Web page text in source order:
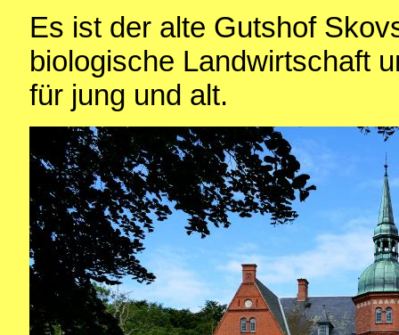
Es ist der alte Gutshof
biologische Landwirtschaft
für jung und alt.